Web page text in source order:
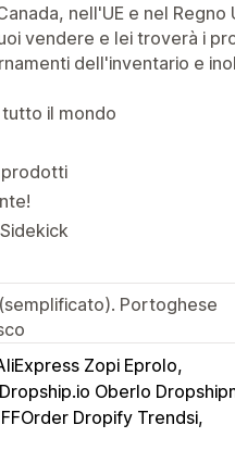
nell'UE e nel Regno
vendere e lei troverà i
dell'inventario e
il mondo
prodotti
Portoghese
Zopi Eprolo
Dropship.io Oberlo
Dropify Trendsi